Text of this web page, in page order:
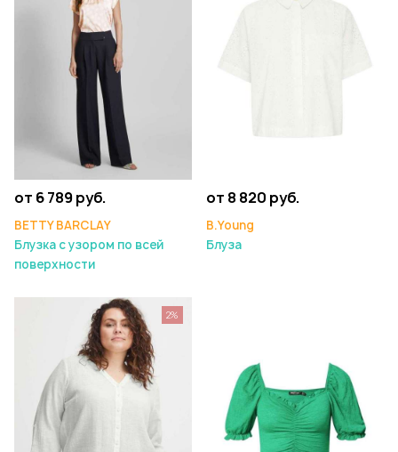
от 6 789 руб.
BETTY BARCLAY
Блузка с узором по всей
поверхности
от 8 820 руб.
B.Young
Блуза
2%